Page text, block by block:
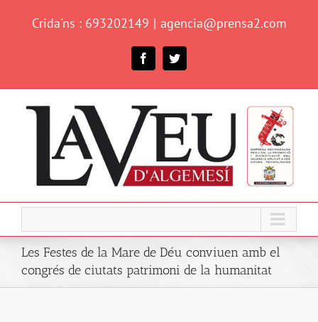
Crida'ns : 693202149 | agencia@prensa2.com
FacebookTwitter
Les Festes de la Mare de Déu conviuen amb el
congrés de ciutats patrimoni de la humanitat